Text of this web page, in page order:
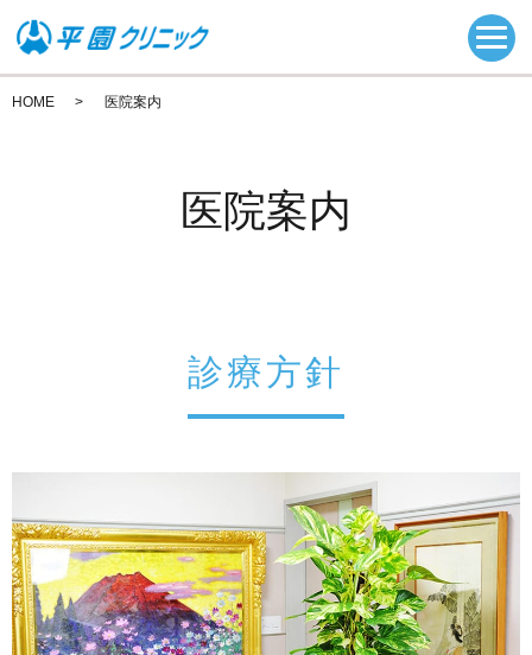
HOME 医院案内
医院案内
診療方針